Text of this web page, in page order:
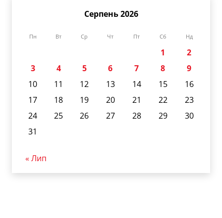
Серпень 2026
Пн Вт Ср Чт Пт Сб Нд
1
2
3
4 5 6 7 8
9
10
11 12 13 14 15
16
17
18 19 20 21 22
23
24
25 26 27 28 29
30
31
« Лип